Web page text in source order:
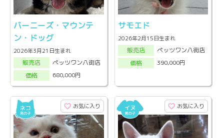
バーニーズ・マウンテ
ン・ドッグ
2026年3月21日生まれ
販売店
ペッツワン八街店
価格
680,000円
サモエド
2026年2月15日生まれ
販売店
ペッツワン八街店
価格
390,000円
お気に入り お気に入り